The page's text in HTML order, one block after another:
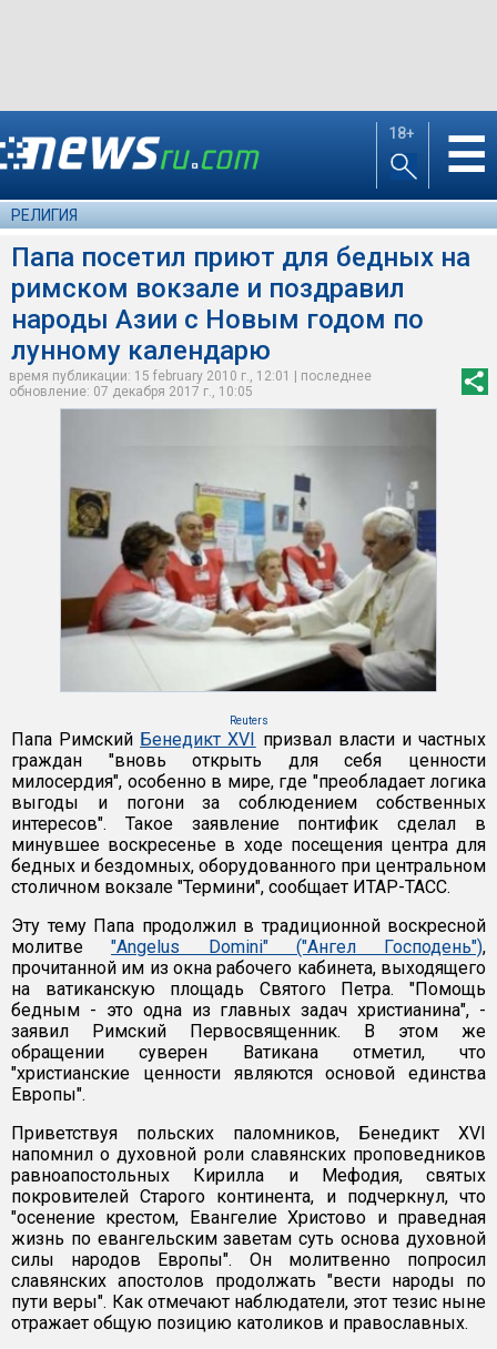
18+ ☰
РЕЛИГИЯ
Папа посетил приют для бедных на
римском вокзале и поздравил
народы Азии с Новым годом по
лунному календарю
время публикации: 15 february 2010 г., 12:01 | последнее
обновление: 07 декабря 2017 г., 10:05
Reuters
Папа Римский Бенедикт XVI призвал власти и частных
граждан "вновь открыть для себя ценности
милосердия", особенно в мире, где "преобладает логика
выгоды и погони за соблюдением собственных
интересов". Такое заявление понтифик сделал в
минувшее воскресенье в ходе посещения центра для
бедных и бездомных, оборудованного при центральном
столичном вокзале "Термини", сообщает ИТАР-ТАСС.
Эту тему Папа продолжил в традиционной воскресной
молитве"Angelus Domini" ("Ангел Господень"),
прочитанной им из окна рабочего кабинета, выходящего
на ватиканскую площадь Святого Петра. "Помощь
бедным - это одна из главных задач христианина", -
заявил Римский Первосвященник. В этом же
обращении суверен Ватикана отметил, что
"христианские ценности являются основой единства
Европы".
Приветствуя польских паломников, Бенедикт XVI
напомнил о духовной роли славянских проповедников
равноапостольных Кирилла и Мефодия, святых
покровителей Старого континента, и подчеркнул, что
"осенение крестом, Евангелие Христово и праведная
жизнь по евангельским заветам суть основа духовной
силы народов Европы". Он молитвенно попросил
славянских апостолов продолжать "вести народы по
пути веры". Как отмечают наблюдатели, этот тезис ныне
отражает общую позицию католиков и православных.